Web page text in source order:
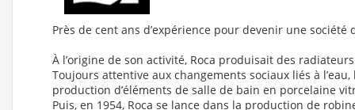
Près de cent ans d’expérience pour devenir une
À l’origine de son activité, Roca produisait des
Toujours attentive aux changements sociaux liés à
production d’éléments de salle de bain en porcelaine
Puis, en 1954, Roca se lance dans la production de